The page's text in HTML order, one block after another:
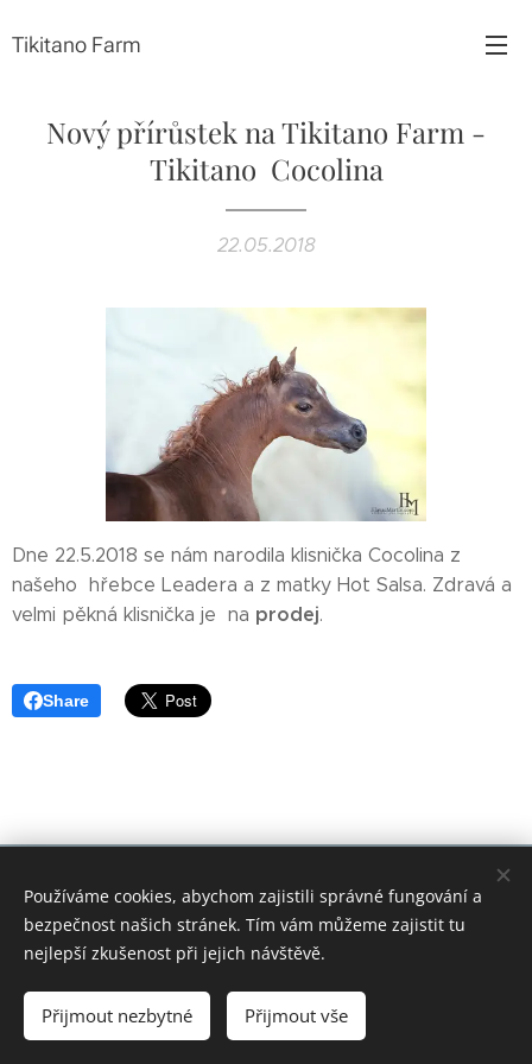
Tikitano Farm
Nový přírůstek na Tikitano Farm -
Tikitano Cocolina
22.05.2018
Dne 22.5.2018 se nám narodila klisnička Cocolina z
našeho hřebce Leadera a z matky Hot Salsa. Zdravá a
velmi pěkná klisnička je na prodej.
Share
© 2018 Tikitano Farm. Všechna práva vyhrazena.Kopírování
textů nebo obrázků zakázáno.
Cookies
Jazyky
Čeština
English
Používáme cookies, abychom zajistili správné fungování a
bezpečnost našich stránek. Tím vám můžeme zajistit tu
nejlepší zkušenost při jejich návštěvě.
Přijmout nezbytné Přijmout vše